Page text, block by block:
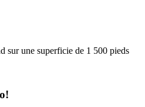
sur une superficie de 1 500 pieds